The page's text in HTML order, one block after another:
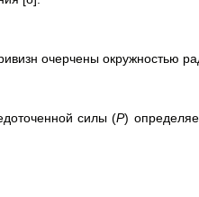
очерчены окружностью
силы (Р)